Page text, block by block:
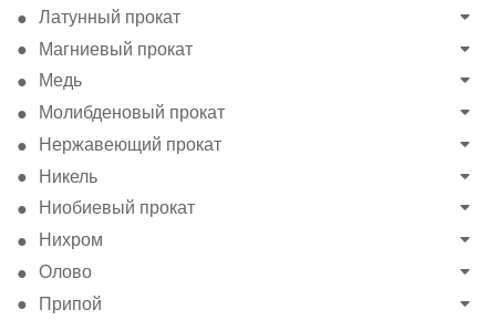
Латунный прокат
Магниевый прокат
Медь
Молибденовый прокат
Нержавеющий прокат
Никель
Ниобиевый прокат
Нихром
Олово
Припой